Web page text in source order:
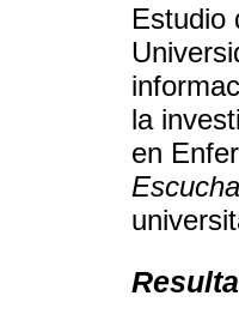
Estudio
la
en